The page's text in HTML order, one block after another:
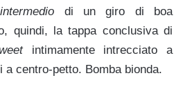
di un giro di boa
quindi, la tappa conclusiva di
intimamente intrecciato a
centro-petto. Bomba bionda.